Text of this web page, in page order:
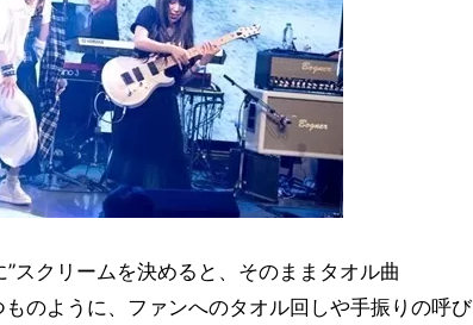
スクリームを決めると、そのままタオル曲
のように、ファンへのタオル回しや手振りの呼び